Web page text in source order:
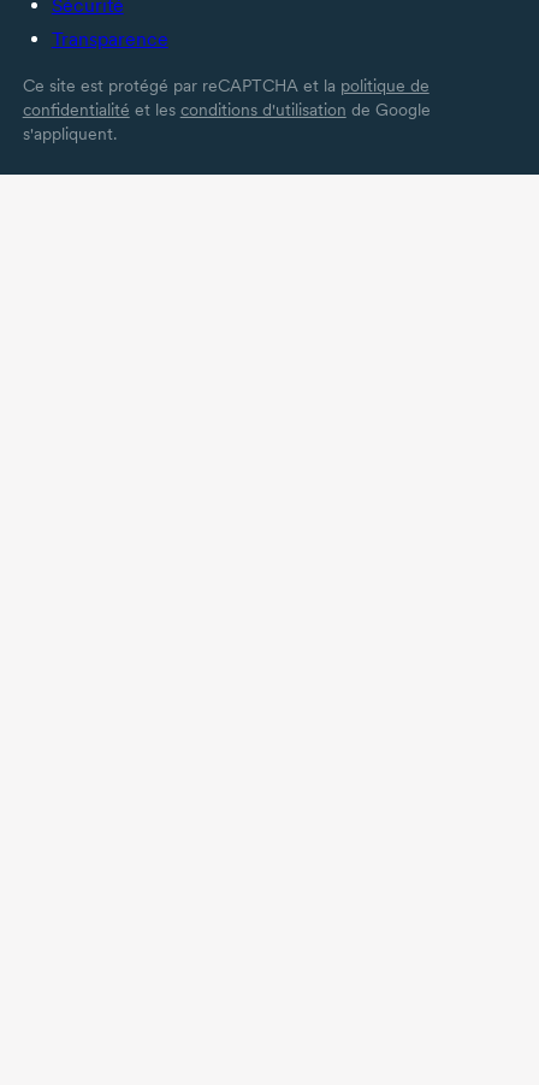
Sécurité
Transparence
Ce site est protégé par reCAPTCHA et la politique de
confidentialité et les conditions d'utilisation de Google
s'appliquent.